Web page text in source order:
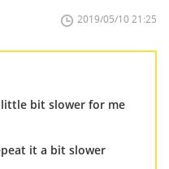
2019/05/10 21:25
bit slower for me
it a bit slower